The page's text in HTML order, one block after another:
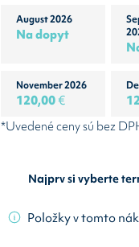
August 2026
Na dopyt
November 2026
120,00€
*Uvedené ceny sú bez
Najprv si vyberte
Položky v tomto